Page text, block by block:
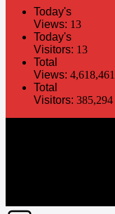
Today's
Views: 13
Today's
Visitors: 13
Total
Views: 4,618,461
Total
Visitors: 385,294